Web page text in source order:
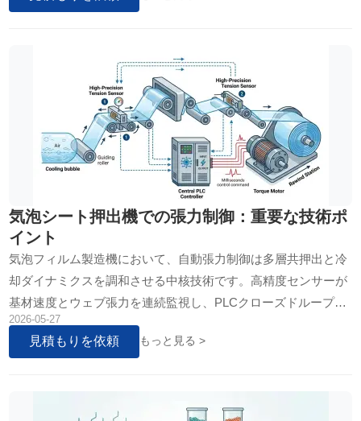
気泡シート押出機での張力制御：重要な技術ポ
イント
気泡フィルム製造機において、自動張力制御は多層共押出と冷
却ダイナミクスを調和させる中核技術です。高精度センサーが
基材速度とウェブ張力を連続監視し、PLCクローズドループシ
ステムが磁粉ブレーキやトルクモーターをリアルタイム調整。
シワ…
2026-05-27
見積もりを依頼 もっと見る >